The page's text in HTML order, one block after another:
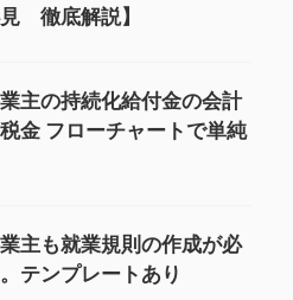
徹底解説】
主の持続化給付金の会計
金 フローチャートで単純
主も就業規則の作成が必
テンプレートあり